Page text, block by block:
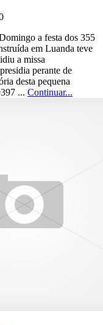
a festa dos 355
em Luanda teve
a missa
perante de
desta pequena
... Continuar...